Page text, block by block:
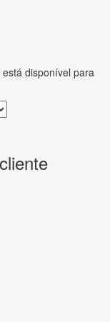
disponível para